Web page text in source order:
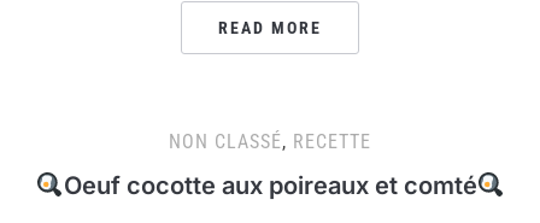
READ MORE
NON CLASSÉ, RECETTE
Oeuf cocotte aux poireaux et comté